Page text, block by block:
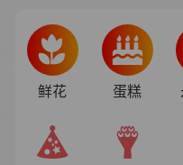
鲜花 蛋糕